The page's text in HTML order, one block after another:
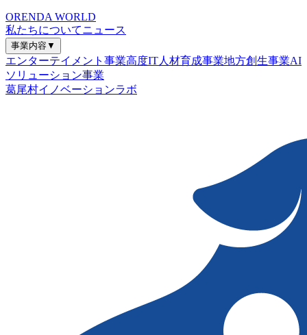
ORENDA WORLD
私たちについてニュース
事業内容▼
エンターテイメント事業高度IT人材育成事業地方創生事業AI
ソリューション事業
葛尾村イノベーションラボ